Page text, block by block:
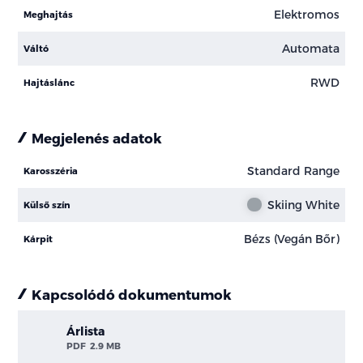
Meghajtás Elektromos
Váltó Automata
Hajtáslánc RWD
Megjelenés adatok
Karosszéria Standard Range
Külső szín Skiing White
Kárpit Bézs (Vegán Bőr)
Kapcsolódó dokumentumok
Árlista
PDF 2.9 MB